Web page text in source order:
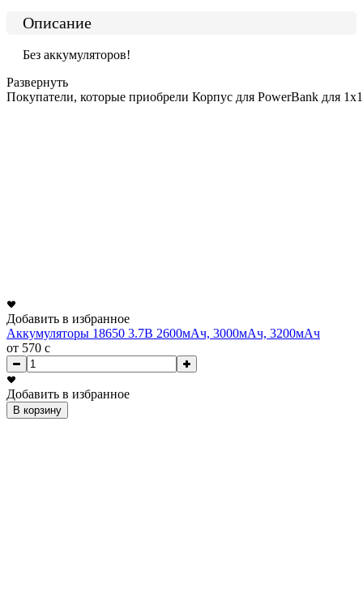
Описание
Без аккумуляторов!
Развернуть
Покупатели, которые приобрели Корпус для PowerBank для
Добавить в избранное
Аккумуляторы 18650 3.7В 2600мАч, 3000мАч, 3200мАч
от 570 c
Добавить в избранное
В корзину